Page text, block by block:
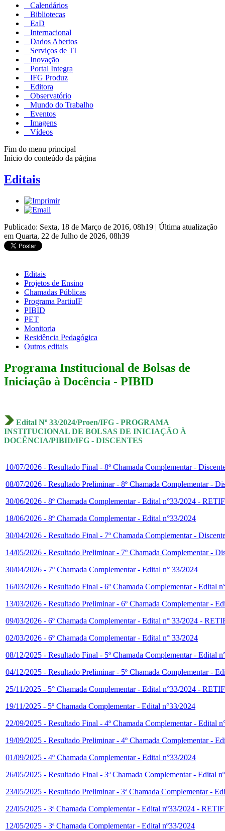
Calendários
Bibliotecas
EaD
Internacional
Dados Abertos
Serviços de TI
Inovação
Portal Integra
IFG Produz
Editora
Observatório
Mundo do Trabalho
Eventos
Imagens
Vídeos
Fim do menu principal
Início do conteúdo da página
Editais
Publicado: Sexta, 18 de Março de 2016, 08h19 | Última atualização
em Quarta, 22 de Julho de 2026, 08h39
Editais
Projetos de Ensino
Chamadas Públicas
Programa PartiuIF
PIBID
PET
Monitoria
Residência Pedagógica
Outros editais
Programa Institucional de Bolsas de
Iniciação à Docência - PIBID
Edital Nº 33/2024/Proen/IFG - PROGRAMA
INSTITUCIONAL DE BOLSAS DE INICIAÇÃO À
DOCÊNCIA/PIBID/IFG - DISCENTES
10/07/2026 - Resultado Final - 8º Chamada Complementar -
08/07/2026 - Resultado Preliminar - 8º Chamada Complementar -
30/06/2026 - 8º Chamada Complementar - Edital n°33/2024 -
18/06/2026 - 8º Chamada Complementar - Edital n°33/2024
30/04/2026 - Resultado Final - 7º Chamada Complementar -
14/05/2026 - Resultado Preliminar - 7º Chamada Complementar -
30/04/2026 - 7º Chamada Complementar - Edital n° 33/2024
16/03/2026 - Resultado Final - 6º Chamada Complementar - Edital
13/03/2026 - Resultado Preliminar - 6º Chamada Complementar -
09/03/2026 - 6º Chamada Complementar - Edital n° 33/2024 -
02/03/2026 - 6º Chamada Complementar - Edital n° 33/2024
08/12/2025 - Resultado Final - 5º Chamada Complementar - Edital
04/12/2025 - Resultado Preliminar - 5º Chamada Complementar -
25/11/2025 - 5° Chamada Complementar - Edital n°33/2024 -
19/11/2025 - 5º Chamada Complementar - Edital n°33/2024
22/09/2025 - Resultado Final - 4º Chamada Complementar - Edital
19/09/2025 - Resultado Preliminar - 4º Chamada Complementar -
01/09/2025 - 4º Chamada Complementar - Edital n°33/2024
26/05/2025 - Resultado Final - 3ª Chamada Complementar - Edital
23/05/2025 - Resultado Preliminar - 3ª Chamada Complementar -
22/05/2025 - 3ª Chamada Complementar - Edital nº33/2024 -
12/05/2025 - 3ª Chamada Complementar - Edital nº33/2024